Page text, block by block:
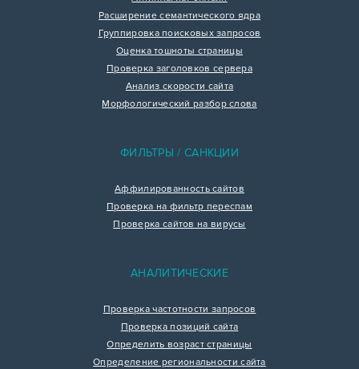
Расширение семантического ядра
Группировка поисковых запросов
Оценка тошноты страницы
Проверка заголовков сервера
Анализ скорости сайта
Морфологический разбор слова
ФИЛЬТРЫ / САНКЦИИ
Аффилированность сайтов
Проверка на фильтр переспам
Проверка сайтов на вирусы
АНАЛИТИЧЕСКИЕ
Проверка частотности запросов
Проверка позиций сайта
Определить возраст страницы
Определение региональности сайта